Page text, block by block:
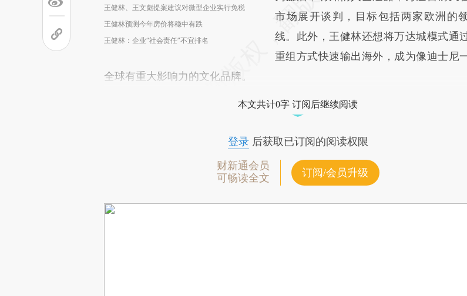
王健林、王文彪提案建议对微型企业实行免税
王健林预测今年房价将稳中有跌
王健林：企业“社会责任”不宜排名
市场展开谈判，目标包括两家欧洲的
线。此外，王健林还想将万达城模式通
重组方式快速输出海外，成为像迪士尼
全球有重大影响力的文化品牌。
本文共计0字 订阅后继续阅读
登录后获取已订阅的阅读权限
财新通会员
可畅读全文
订阅/会员升级